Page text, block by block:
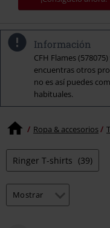
Información
CFH Flames
encuentras otros
no es así puedes
habituales.
Ropa & accesorios
Ringer T-shirts (39)